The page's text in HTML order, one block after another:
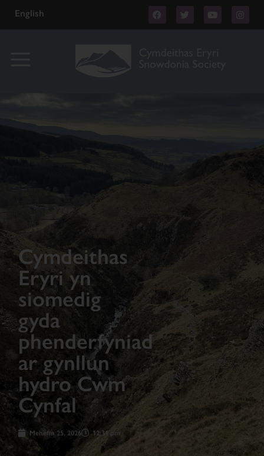
English
Cymdeithas
Eryri yn
siomedig
gyda
phenderfyniad
ar gynllun
hydro Cwm
Cynfal
Mehefin 25, 2026 12:31 pm